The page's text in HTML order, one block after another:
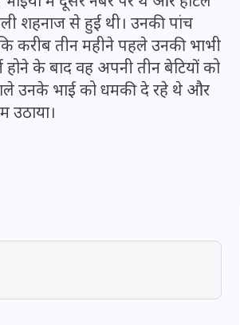
शहनाज से हुई थी। उनकी पांच
करीब तीन महीने पहले उनकी भाभी
के बाद वह अपनी तीन बेटियों को
उनके भाई को धमकी दे रहे थे और
उठाया।